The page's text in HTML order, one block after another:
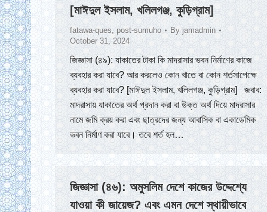
[মাঈদুল ইসলাম, খলিলগঞ্জ, কুড়িগ্রাম]
fatawa-ques, post-sumuho By jamadmin
October 31, 2024
জিজ্ঞাসা (৪৯): যাকাতের টাকা কি মাদরাসার ভবন নির্মাণের কাজে
ব্যবহার করা যাবে? আর করলেও কোন খাতে বা কোন শর্তসাপেক্ষে
ব্যবহার করা যাবে? [মাঈদুল ইসলাম, খলিলগঞ্জ, কুড়িগ্রাম] জবাব:
মাদরাসায় যাকাতের অর্থ প্রদান করা বা উক্ত অর্থ দিয়ে মাদরাসার
নামে জমি ক্রয় করা এবং ছাত্রদের জন্য আবাসিক বা একাডেমিক
ভবন নির্মাণ করা যাবে। তবে শর্ত হল…
জিজ্ঞাসা (৪৬): অমুসলিম দেশে কাজের উদ্দেশ্যে
যাওয়া কী জায়েজ? এবং এমন দেশে স্থায়ীভাবে